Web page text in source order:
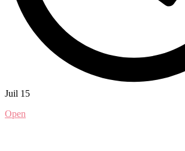
Juil 15
Open